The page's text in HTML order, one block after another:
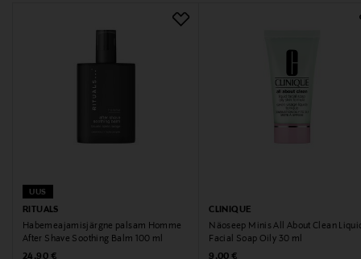
UUS
RITUALS
Habemeajamisjärgne palsam Homme
After Shave Soothing Balm 100 ml
Original Price
CLINIQUE
Näoseep Minis All About Clean
Facial Soap Oily 30 ml
Original Price